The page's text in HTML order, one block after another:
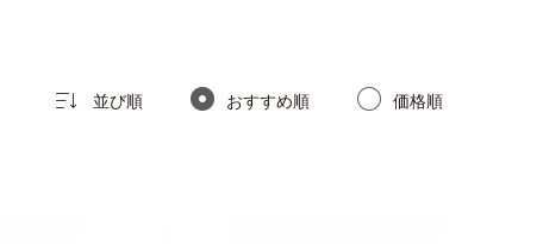
並び順 おすすめ順 価格順